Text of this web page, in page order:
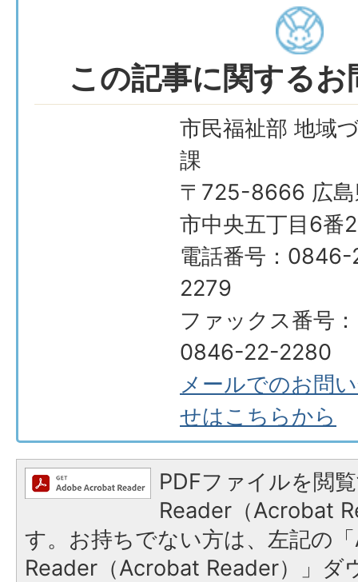
この記事に関する
市民福祉部 地域
課
〒725-8666 広島
市中央五丁目6番
電話番号：
2279
ファックス番号：
0846-22-2280
メールでのお問
せはこちらから
PDFファイルを閲
Reader（Acrobat
す。お持ちでない方は、左記の
Reader（Acrobat Reader）」ダ